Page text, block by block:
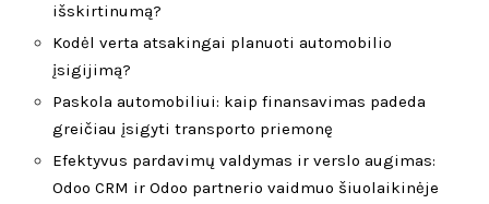
išskirtinumą?
Kodėl verta atsakingai planuoti automobilio
įsigijimą?
Paskola automobiliui: kaip finansavimas padeda
greičiau įsigyti transporto priemonę
Efektyvus pardavimų valdymas ir verslo augimas:
Odoo CRM ir Odoo partnerio vaidmuo šiuolaikinėje